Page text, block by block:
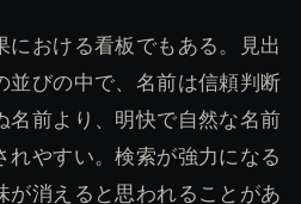
における看板でもある。見出
並びの中で、名前は信頼判断
名前より、明快で自然な名前
れやすい。検索が強力になる
が消えると思われることがあ